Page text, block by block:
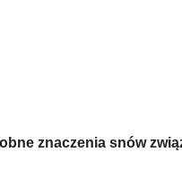
znaczenia snów